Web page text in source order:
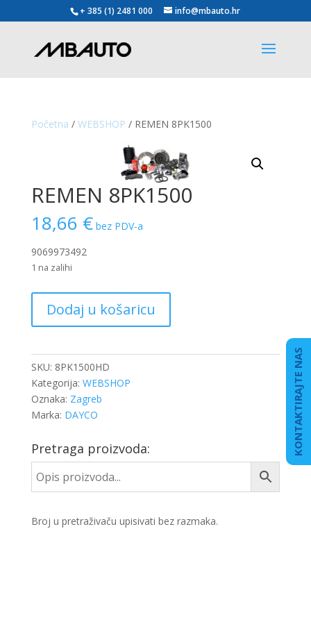
+ 385 (1) 2481 000 info@mbauto.hr
Početna / WEBSHOP / REMEN 8PK1500
REMEN 8PK1500
18,66 € bez PDV-a
9069973492
1 na zalihi
8PK1500
količina
Dodaj u košaricu
SKU: 8PK1500HD
Kategorija: WEBSHOP
Oznaka: Zagreb
Marka: DAYCO
Pretraga proizvoda:
Broj u pretraživaču upisivati bez razmaka.
KONTAKTIRAJTE NAS